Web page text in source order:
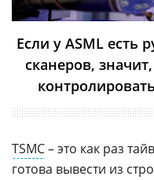
Если у ASML есть
сканеров,
TSMC– это как раз
готова вывести из